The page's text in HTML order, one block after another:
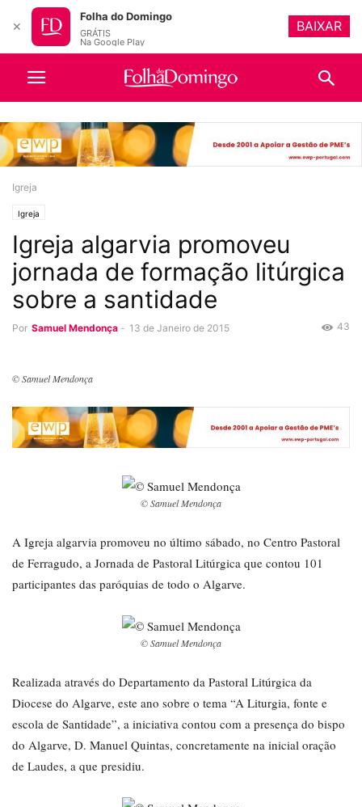
Igreja
Igreja
Igreja algarvia promoveu
jornada de formação litúrgica
sobre a santidade
Por Samuel Mendonça - 13 de Janeiro de 2015 43
© Samuel Mendonça
© Samuel Mendonça
A Igreja algarvia promoveu no último sábado, no Centro Pastoral
de Ferragudo, a Jornada de Pastoral Litúrgica que contou 101
participantes das paróquias de todo o Algarve.
© Samuel Mendonça
Realizada através do Departamento da Pastoral Litúrgica da
Diocese do Algarve, este ano sobre o tema “A Liturgia, fonte e
escola de Santidade”, a iniciativa contou com a presença do bispo
do Algarve, D. Manuel Quintas, concretamente na inicial oração
de Laudes, a que presidiu.
✕
Folha do Domingo
GRÁTIS
Na Google Play
BAIXAR